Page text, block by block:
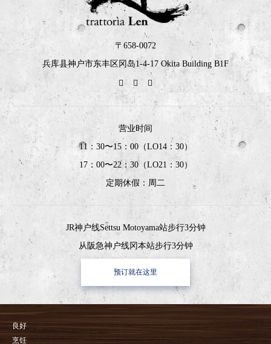
〒658-0072
兵库县神户市东丰区冈岛1-4-17 Okita Building B1F
营业时间
11：30〜15：00（LO14：30）
17：00〜22：30（LO21：30）
定期休假：周二
JR神户线Settsu Motoyama站步行3分钟
从阪急神户线冈本站步行3分钟
预订就在这里
良好
烹饪